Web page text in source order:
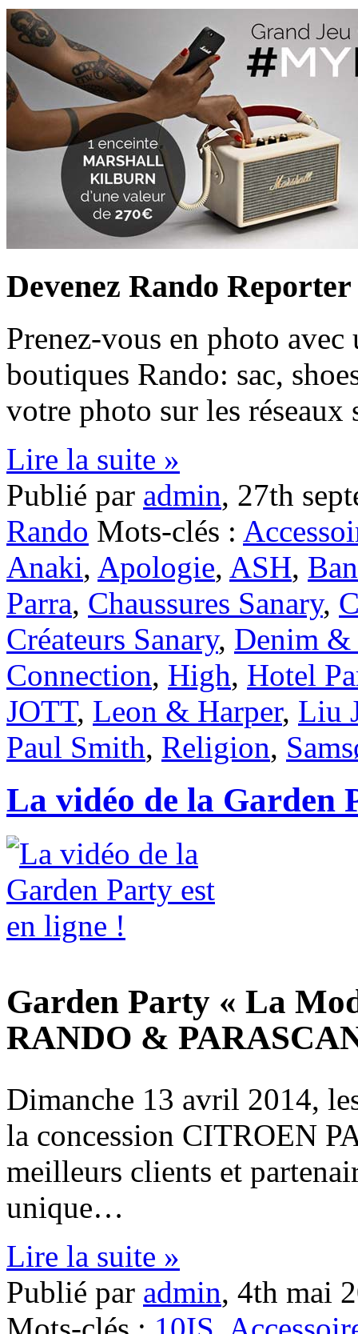
Devenez Rando
Prenez-vous en photo avec
boutiques Rando: sac,
votre photo sur les
Lire la suite »
Publié par admin, 27th
Rando Mots-clés :
Anaki, Apologie, ASH,
Parra, Chaussures Sanary,
Créateurs Sanary, Denim &
Connection, High, Hotel
JOTT, Leon & Harper, Liu
Paul Smith, Religion,
La vidéo de la Garden
Garden Party « La
RANDO &
Dimanche 13 avril 2014,
la concession CITROEN
meilleurs clients et
unique…
Lire la suite »
Publié par admin, 4th mai